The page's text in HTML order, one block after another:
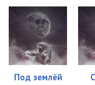
Под землёй